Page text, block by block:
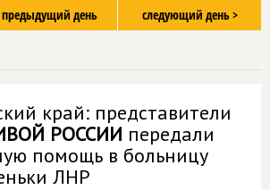
следующий день >
предыдущий день
край: представители
РОССИИ передали
помощь в больницу
ЛНР